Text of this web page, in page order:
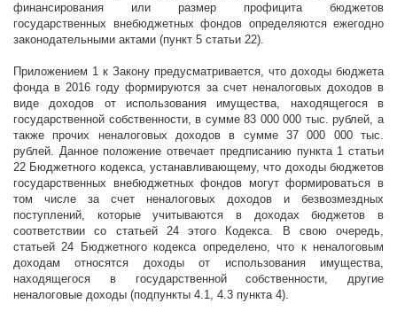
финансирования или размер профицита бюджетов
государственных внебюджетных фондов определяются ежегодно
законодательными актами (пункт 5 статьи 22).
Приложением 1 к Закону предусматривается, что доходы бюджета
фонда в 2016 году формируются за счет неналоговых доходов в
виде доходов от использования имущества, находящегося в
государственной собственности, в сумме 83 000 000 тыс. рублей, а
также прочих неналоговых доходов в сумме 37 000 000 тыс.
рублей. Данное положение отвечает предписанию пункта 1 статьи
22 Бюджетного кодекса, устанавливающему, что доходы бюджетов
государственных внебюджетных фондов могут формироваться в
том числе за счет неналоговых доходов и безвозмездных
поступлений, которые учитываются в доходах бюджетов в
соответствии со статьей 24 этого Кодекса. В свою очередь,
статьей 24 Бюджетного кодекса определено, что к неналоговым
доходам относятся доходы от использования имущества,
находящегося в государственной собственности, другие
неналоговые доходы (подпункты 4.1, 4.3 пункта 4).